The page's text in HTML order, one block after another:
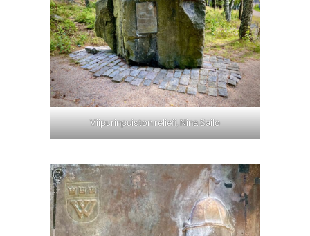
Viipurinpuiston reliefi, Nina Sailo